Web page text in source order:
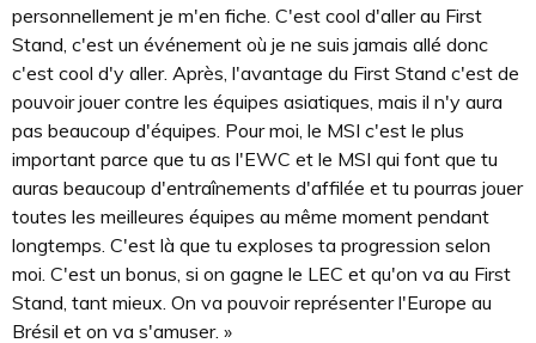
personnellement je m'en fiche. C'est cool d'aller au First
Stand, c'est un événement où je ne suis jamais allé donc
c'est cool d'y aller. Après, l'avantage du First Stand c'est de
pouvoir jouer contre les équipes asiatiques, mais il n'y aura
pas beaucoup d'équipes. Pour moi, le MSI c'est le plus
important parce que tu as l'EWC et le MSI qui font que tu
auras beaucoup d'entraînements d'affilée et tu pourras jouer
toutes les meilleures équipes au même moment pendant
longtemps. C'est là que tu exploses ta progression selon
moi. C'est un bonus, si on gagne le LEC et qu'on va au First
Stand, tant mieux. On va pouvoir représenter l'Europe au
Brésil et on va s'amuser. »